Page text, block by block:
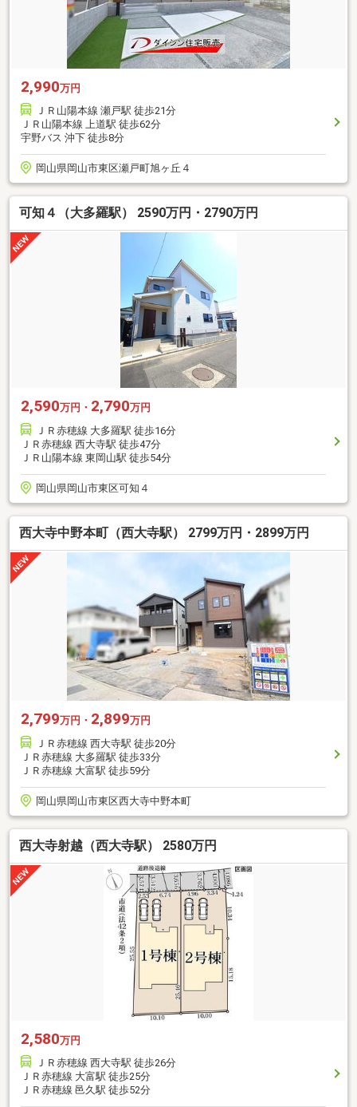
2,990万円
ＪＲ山陽本線 瀬戸駅 徒歩21分
ＪＲ山陽本線 上道駅 徒歩62分
宇野バス 沖下 徒歩8分
岡山県岡山市東区瀬戸町旭ヶ丘４
可知４（大多羅駅） 2590万円・2790万円
2,590万円・ 2,790万円
ＪＲ赤穂線 大多羅駅 徒歩16分
ＪＲ赤穂線 西大寺駅 徒歩47分
ＪＲ山陽本線 東岡山駅 徒歩54分
岡山県岡山市東区可知４
西大寺中野本町（西大寺駅） 2799万円・2899万円
2,799万円・ 2,899万円
ＪＲ赤穂線 西大寺駅 徒歩20分
ＪＲ赤穂線 大多羅駅 徒歩33分
ＪＲ赤穂線 大富駅 徒歩59分
岡山県岡山市東区西大寺中野本町
西大寺射越（西大寺駅） 2580万円
2,580万円
ＪＲ赤穂線 西大寺駅 徒歩26分
ＪＲ赤穂線 大富駅 徒歩25分
ＪＲ赤穂線 邑久駅 徒歩52分